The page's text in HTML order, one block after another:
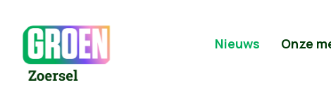
Nieuws Onze